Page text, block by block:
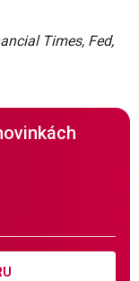
Times, Fed,